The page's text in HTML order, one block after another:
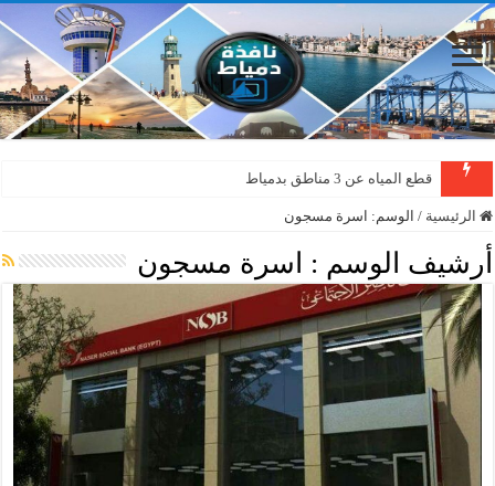
قطع المياه عن 3 مناطق بدمياط
الرئيسية / الوسم: اسرة مسجون
أرشيف الوسم : اسرة مسجون